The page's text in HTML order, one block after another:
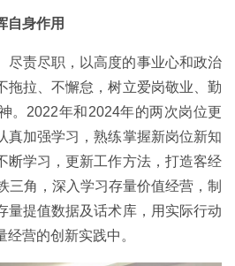
自身作用
尽责尽职，以高度的事业心和政治
拖拉、不懈怠，树立爱岗敬业、勤
。2022年和2024年的两次岗位更
真加强学习，熟练掌握新岗位新知
断学习，更新工作方法，打造客经
三角，深入学习存量价值经营，制
量提值数据及话术库，用实际行动
营的创新实践中。